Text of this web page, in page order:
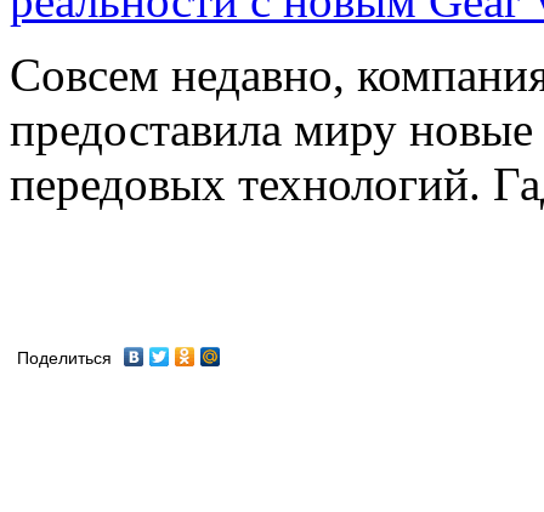
Совсем недавно,
предоставила миру
передовых технологий.
Поделиться